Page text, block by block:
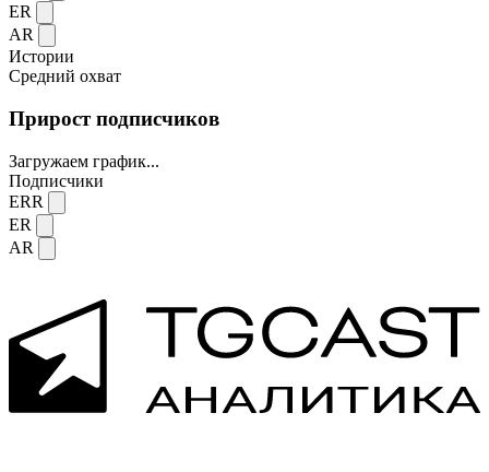
ER
AR
Истории
Средний охват
Прирост подписчиков
Загружаем график...
Подписчики
ERR
ER
AR